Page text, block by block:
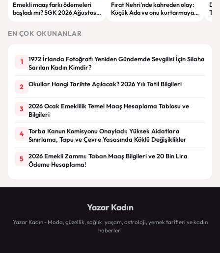
Emekli maaş farkı ödemeleri
başladı mı? SGK 2026 Ağustos
Fırat Nehri’nde kahreden olay:
Küçük Ada ve onu kurtarmaya
EN ÇOK OKUNANLAR
1
1972 İrlanda Fotoğrafı Yeniden Gündemde Sevgilisi İçin Silaha
Sarılan Kadın Kimdir?
2 Okullar Hangi Tarihte Açılacak? 2026 Yılı Tatil Bilgileri
3
2026 Ocak Emeklilik Temel Maaş Hesaplama Tablosu ve
Bilgileri
4
Torba Kanun Komisyonu Onayladı: Yüksek Aidatlara
Sınırlama, Tapu ve Çevre Yasasında Köklü Değişiklikler
5
2026 Emekli Zammı: Taban Maaş Bilgileri ve 20 Bin Lira
Ödeme Hesaplama!
Yazar Kadın
Yazar Kadın - Moda, güzellik, sağlık, yaşam, astroloji, yemek tarifleri ve kadın
haberleri